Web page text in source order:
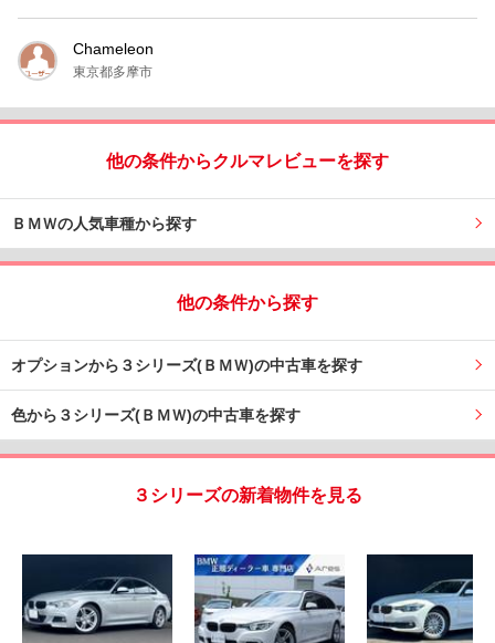
Chameleon
東京都多摩市
他の条件からクルマレビューを探す
ＢＭＷの人気車種から探す
他の条件から探す
オプションから３シリーズ(ＢＭＷ)の中古車を探す
色から３シリーズ(ＢＭＷ)の中古車を探す
３シリーズの新着物件を見る